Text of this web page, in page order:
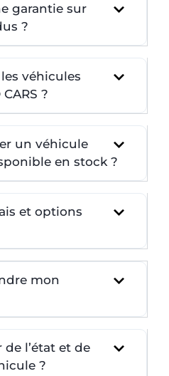
garantie sur
?
véhicules
?
un véhicule
en stock ?
et options
mon
l’état et de
?